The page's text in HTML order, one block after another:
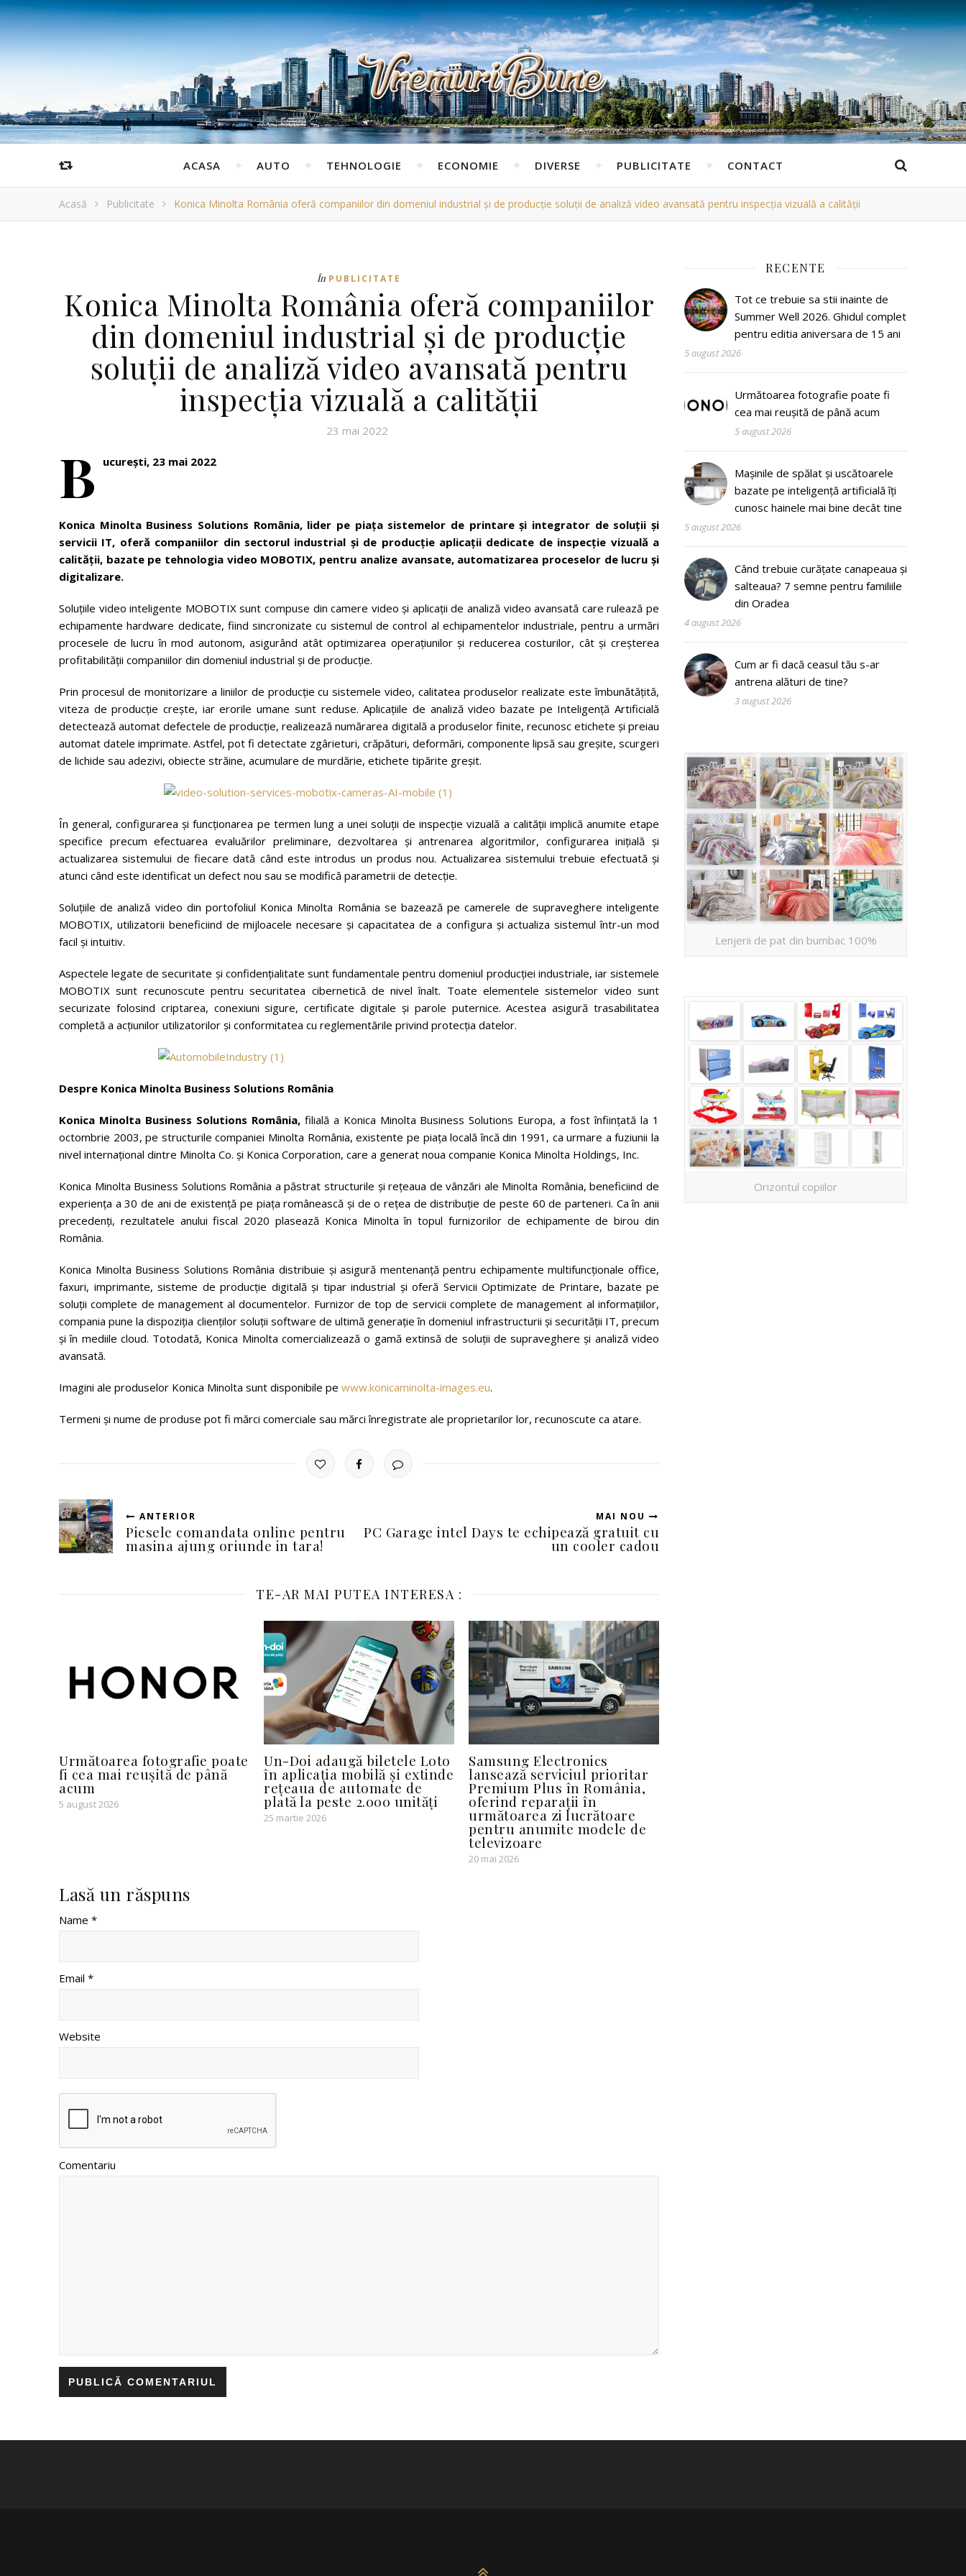
ACASA AUTO TEHNOLOGIE ECONOMIE DIVERSE PUBLICITATE CONTACT
Acasă Publicitate Konica Minolta România oferă companiilor din domeniul industrial și de producție soluții de analiză video avansată pentru inspecția vizuală a calității
În PUBLICITATE
Konica Minolta România oferă companiilor
din domeniul industrial și de producție
soluții de analiză video avansată pentru
inspecția vizuală a calității
23 mai 2022
B ucurești, 23 mai 2022
Konica Minolta Business Solutions România, lider pe piaţa sistemelor de printare şi integrator de soluţii şi
servicii IT, oferă companiilor din sectorul industrial și de producție aplicații dedicate de inspecție vizuală a
calității, bazate pe tehnologia video MOBOTIX, pentru analize avansate, automatizarea proceselor de lucru și
digitalizare.
Soluțiile video inteligente MOBOTIX sunt compuse din camere video și aplicații de analiză video avansată care rulează pe
echipamente hardware dedicate, fiind sincronizate cu sistemul de control al echipamentelor industriale, pentru a urmări
procesele de lucru în mod autonom, asigurând atât optimizarea operațiunilor și reducerea costurilor, cât și creșterea
profitabilității companiilor din domeniul industrial și de producție.
Prin procesul de monitorizare a liniilor de producție cu sistemele video, calitatea produselor realizate este îmbunătățită,
viteza de producție crește, iar erorile umane sunt reduse. Aplicațiile de analiză video bazate pe Inteligență Artificială
detectează automat defectele de producție, realizează numărarea digitală a produselor finite, recunosc etichete și preiau
automat datele imprimate. Astfel, pot fi detectate zgârieturi, crăpături, deformări, componente lipsă sau greșite, scurgeri
de lichide sau adezivi, obiecte străine, acumulare de murdărie, etichete tipărite greșit.
În general, configurarea și funcționarea pe termen lung a unei soluții de inspecție vizuală a calității implică anumite etape
specifice precum efectuarea evaluărilor preliminare, dezvoltarea și antrenarea algoritmilor, configurarea inițială și
actualizarea sistemului de fiecare dată când este introdus un produs nou. Actualizarea sistemului trebuie efectuată și
atunci când este identificat un defect nou sau se modifică parametrii de detecție.
Soluțiile de analiză video din portofoliul Konica Minolta România se bazează pe camerele de supraveghere inteligente
MOBOTIX, utilizatorii beneficiind de mijloacele necesare și capacitatea de a configura și actualiza sistemul într-un mod
facil și intuitiv.
Aspectele legate de securitate și confidențialitate sunt fundamentale pentru domeniul producției industriale, iar sistemele
MOBOTIX sunt recunoscute pentru securitatea cibernetică de nivel înalt. Toate elementele sistemelor video sunt
securizate folosind criptarea, conexiuni sigure, certificate digitale și parole puternice. Acestea asigură trasabilitatea
completă a acțiunilor utilizatorilor și conformitatea cu reglementările privind protecția datelor.
Despre Konica Minolta Business Solutions România
Konica Minolta Business Solutions România, filială a Konica Minolta Business Solutions Europa, a fost înfiinţată la 1
octombrie 2003, pe structurile companiei Minolta România, existente pe piaţa locală încă din 1991, ca urmare a fuziunii la
nivel internaţional dintre Minolta Co. şi Konica Corporation, care a generat noua companie Konica Minolta Holdings, Inc.
Konica Minolta Business Solutions România a păstrat structurile şi reţeaua de vânzări ale Minolta România, beneficiind de
experienţa a 30 de ani de existenţă pe piaţa românească şi de o reţea de distribuţie de peste 60 de parteneri. Ca în anii
precedenţi, rezultatele anului fiscal 2020 plasează Konica Minolta în topul furnizorilor de echipamente de birou din
România.
Konica Minolta Business Solutions România distribuie și asigură mentenanță pentru echipamente multifuncţionale office,
faxuri, imprimante, sisteme de producție digitală și tipar industrial şi oferă Servicii Optimizate de Printare, bazate pe
soluţii complete de management al documentelor. Furnizor de top de servicii complete de management al informațiilor,
compania pune la dispoziția clienților soluții software de ultimă generație în domeniul infrastructurii și securității IT, precum
și în mediile cloud. Totodată, Konica Minolta comercializează o gamă extinsă de soluții de supraveghere și analiză video
avansată.
Imagini ale produselor Konica Minolta sunt disponibile pe www.konicaminolta-images.eu.
Termeni şi nume de produse pot fi mărci comerciale sau mărci înregistrate ale proprietarilor lor, recunoscute ca atare.
ANTERIOR
Piesele comandata online pentru
masina ajung oriunde in tara!
MAI NOU
PC Garage intel Days te echipează gratuit cu
un cooler cadou
TE-AR MAI PUTEA INTERESA :
Următoarea fotografie poate
fi cea mai reușită de până
acum
5 august 2026
Un-Doi adaugă biletele Loto
în aplicația mobilă și extinde
rețeaua de automate de
plată la peste 2.000 unități
25 martie 2026
Samsung Electronics
lansează serviciul prioritar
Premium Plus în România,
oferind reparații în
următoarea zi lucrătoare
pentru anumite modele de
televizoare
20 mai 2026
Lasă un răspuns
Name *
Email *
Website
Comentariu
RECENTE
Tot ce trebuie sa stii inainte de
Summer Well 2026. Ghidul complet
pentru editia aniversara de 15 ani
5 august 2026
Următoarea fotografie poate fi
cea mai reușită de până acum
5 august 2026
Mașinile de spălat și uscătoarele
bazate pe inteligență artificială îți
cunosc hainele mai bine decât tine
5 august 2026
Când trebuie curățate canapeaua și
salteaua? 7 semne pentru familiile
din Oradea
4 august 2026
Cum ar fi dacă ceasul tău s-ar
antrena alături de tine?
3 august 2026
Lenjerii de pat din bumbac 100%
Orizontul copiilor